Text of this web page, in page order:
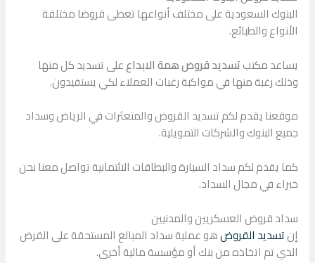
البنوك السعودية على مختلف أنواعها تعطى قروضا مختلفة
الأنواع والطبائع.
يساعد مكتبتسديد قروض همة الابداععلى تسديد كل منها
وذلك رغبة منها في مواكبة رغبات العملاء لكي يستفيدون.
موقعنا يقدم لكم تسديد القروض والمتعثرات في الرياض وسداد
جميع البنوك والشركات التمويلية.
كما يقدم لكم سداد السيارة والبطاقات الائتمانية تواصل معنا نحن
خبراء في مجال السداد.
سداد قروض العسكريين والمدنيين
إنتسديد القروضهو عملية سداد المبالغ المستحقة على القرض
الذي تم اتخاذه من بنك أو مؤسسة مالية أخرى.